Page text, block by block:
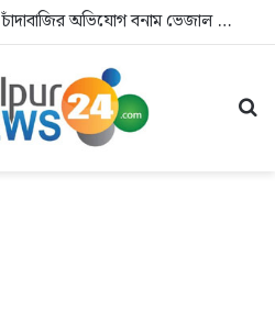
মিল্ক ভিটা ঘিরে উত্তেজনা: চাঁদাবাজির অভিযোগ বনাম ভেজাল দুধের জিডি